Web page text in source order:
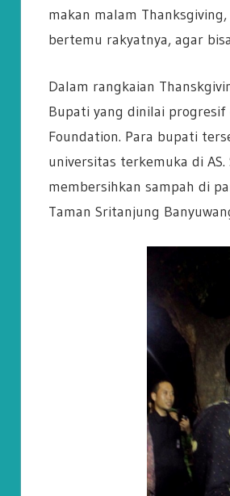
makan malam
bertemu rakyatnya, agar
Dalam rangkaian
Bupati yang dinilai
Foundation. Para bupati
universitas terkemuka di
membersihkan sampah di
Taman Sritanjung